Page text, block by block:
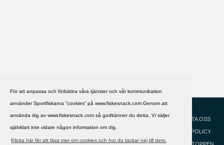
För att anpassa och förbättra våra tjänster och vår kommunikation
använder Sportfiskarna ”cookies” på www.fiskesnack.com.Genom att
använda dig av www.fiskesnack.com så godkänner du detta. Vi säljer
självklart inte vidare någon information om dig.
Klicka här för att läsa mer om cookies och hur du tackar nej till dem.
HJÄLP
KONTAKTA OSS
COOKIEPOLICY